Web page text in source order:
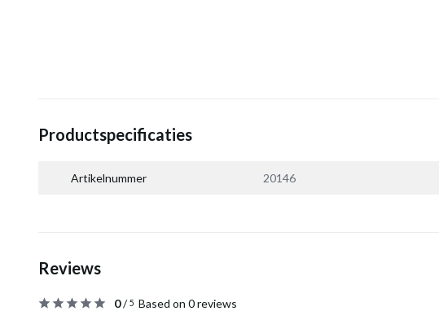
Productspecificaties
Artikelnummer 20146
Reviews
0/5 Based on 0 reviews